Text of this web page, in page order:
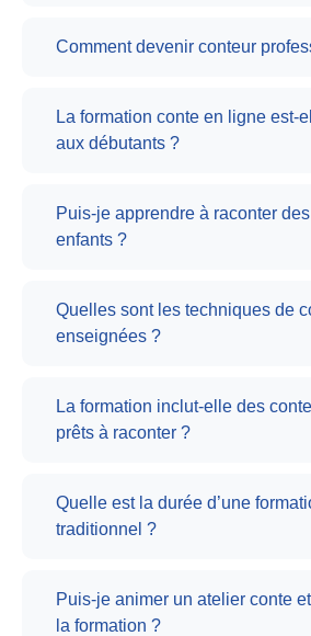
Comment devenir conteur
La formation conte en ligne est-
aux débutants ?
Puis-je apprendre à raconter
enfants ?
Quelles sont les techniques de
enseignées ?
La formation inclut-elle des
prêts à raconter ?
Quelle est la durée d’une
traditionnel ?
Puis-je animer un atelier conte
la formation ?